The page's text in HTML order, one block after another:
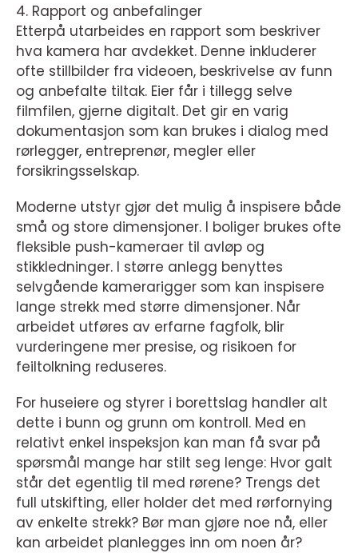
4. Rapport og anbefalinger
Etterpå utarbeides en rapport som beskriver
hva kamera har avdekket. Denne inkluderer
ofte stillbilder fra videoen, beskrivelse av funn
og anbefalte tiltak. Eier får i tillegg selve
filmfilen, gjerne digitalt. Det gir en varig
dokumentasjon som kan brukes i dialog med
rørlegger, entreprenør, megler eller
forsikringsselskap.
Moderne utstyr gjør det mulig å inspisere både
små og store dimensjoner. I boliger brukes ofte
fleksible push-kameraer til avløp og
stikkledninger. I større anlegg benyttes
selvgående kamerarigger som kan inspisere
lange strekk med større dimensjoner. Når
arbeidet utføres av erfarne fagfolk, blir
vurderingene mer presise, og risikoen for
feiltolkning reduseres.
For huseiere og styrer i borettslag handler alt
dette i bunn og grunn om kontroll. Med en
relativt enkel inspeksjon kan man få svar på
spørsmål mange har stilt seg lenge: Hvor galt
står det egentlig til med rørene? Trengs det
full utskifting, eller holder det med rørfornying
av enkelte strekk? Bør man gjøre noe nå, eller
kan arbeidet planlegges inn om noen år?